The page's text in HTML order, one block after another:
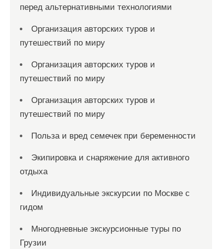
перед альтернативными технологиями
Организация авторских туров и
путешествий по миру
Организация авторских туров и
путешествий по миру
Организация авторских туров и
путешествий по миру
Польза и вред семечек при беременности
Экипировка и снаряжение для активного
отдыха
Индивидуальные экскурсии по Москве с
гидом
Многодневные экскурсионные туры по
Грузии